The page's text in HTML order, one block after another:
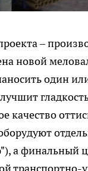
–
новой
один
качество
а финальный
транспортно-